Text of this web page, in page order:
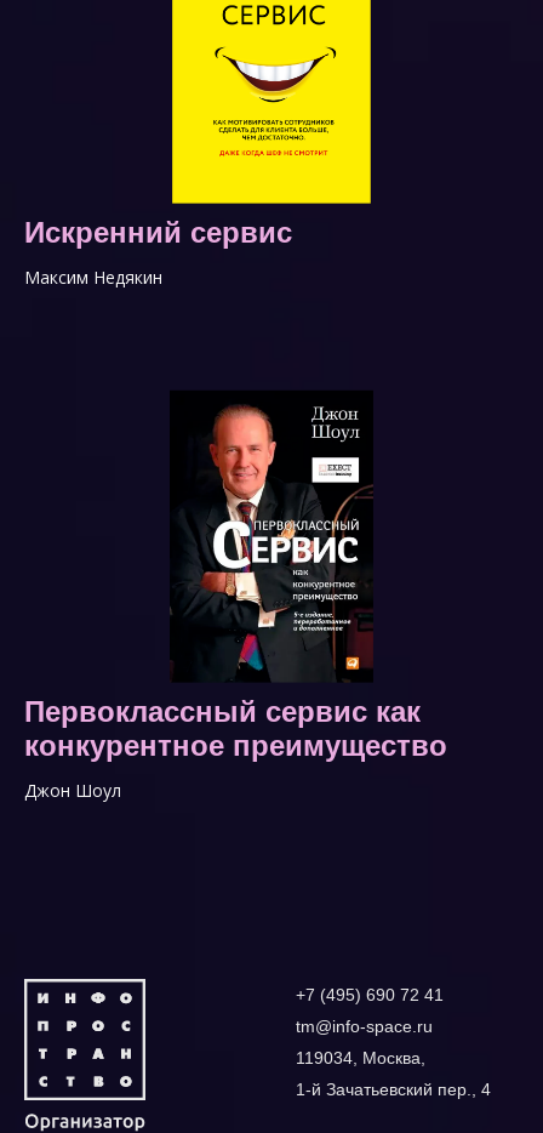
Искренний сервис
Максим Недякин
Первоклассный сервис как
конкурентное преимущество
Джон Шоул
+7 (495) 690 72 41
tm@info-space.ru
119034, Москва,
1-й Зачатьевский пер., 4